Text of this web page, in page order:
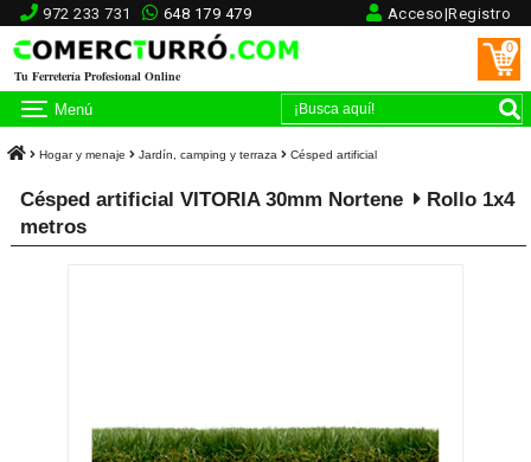
972 233 731 648 179 479 Acceso|Registro
Tu Ferretería Profesional Online
0
Menú
Hogar y menaje Jardín, camping y terraza Césped artificial
Césped artificial VITORIA 30mm Nortene
Rollo 1x4
metros